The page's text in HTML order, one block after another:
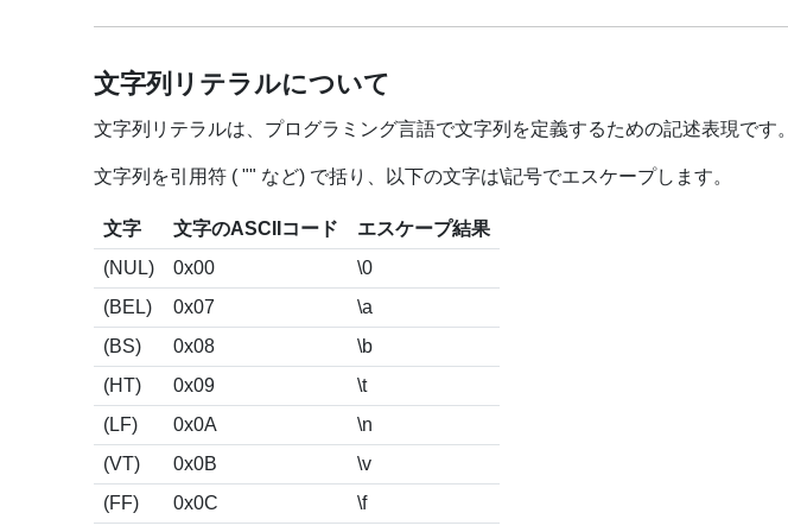
文字列リテラルについて
文字列リテラルは、プログラミング言語で文字列を定義するための記述表現です。
文字列を引用符 ( "" など) で括り、以下の文字は\記号でエスケープします。
文字 文字のASCIIコード
エスケープ結果
(NUL)
0x00
\0
(BEL)
0x07
\a
(BS)
0x08
\b
(HT)
0x09
\t
(LF)
0x0A
\n
(VT)
0x0B
\v
(FF)
0x0C
\f